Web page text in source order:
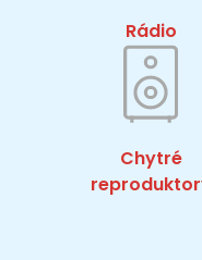
Rádio
Chytré